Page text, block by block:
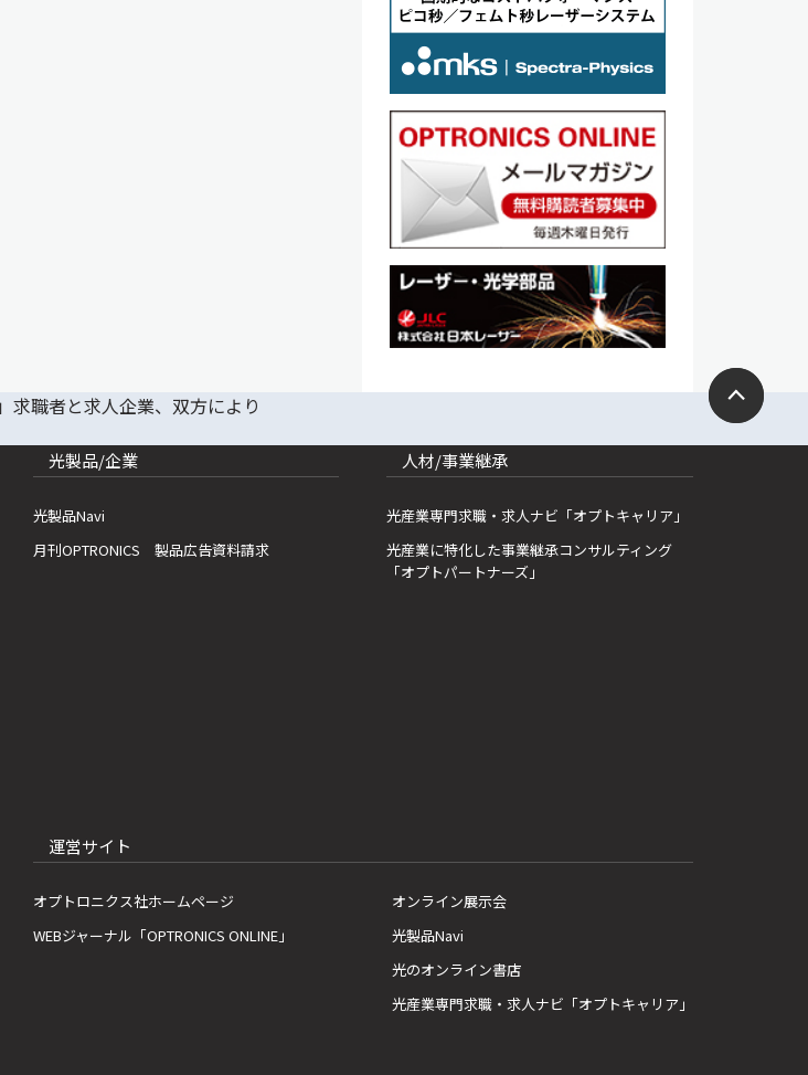
光製品/企業
光製品Navi
月刊OPTRONICS 製品広告資料請求
人材/事業継承
光産業専門求職・求人ナビ「オプトキャリア」
光産業に特化した事業継承コンサルティング
「オプトパートナーズ」
運営サイト
オプトロニクス社ホームページ
WEBジャーナル「OPTRONICS ONLINE」
オンライン展示会
光製品Navi
光のオンライン書店
光産業専門求職・求人ナビ「オプトキャリア」